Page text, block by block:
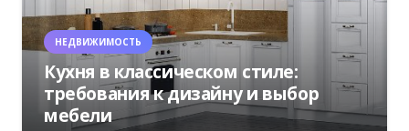
НЕДВИЖИМОСТЬ
Кухня в классическом стиле:
требования к дизайну и выбор
мебели